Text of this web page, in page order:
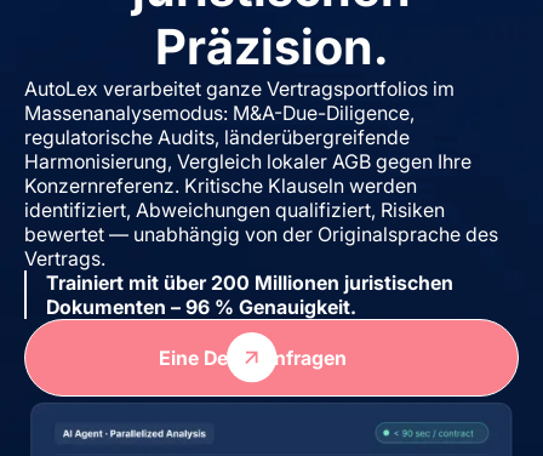
Präzision.
AutoLex verarbeitet ganze Vertragsportfolios im
Massenanalysemodus: M&A-Due-Diligence,
regulatorische Audits, länderübergreifende
Harmonisierung, Vergleich lokaler AGB gegen Ihre
Konzernreferenz. Kritische Klauseln werden
identifiziert, Abweichungen qualifiziert, Risiken
bewertet — unabhängig von der Originalsprache des
Vertrags.
Trainiert mit über 200 Millionen juristischen
Dokumenten – 96 % Genauigkeit.
Eine Demo anfragen